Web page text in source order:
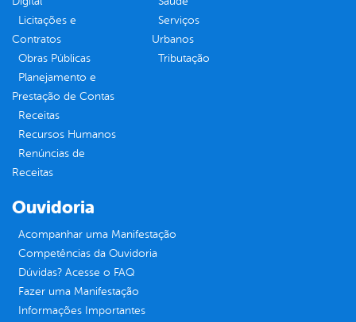
Licitações e
Contratos
Obras Públicas
Planejamento e
Prestação de Contas
Receitas
Recursos Humanos
Renúncias de
Receitas
Serviços
Urbanos
Tributação
Ouvidoria
Acompanhar uma Manifestação
Competências da Ouvidoria
Dúvidas? Acesse o FAQ
Fazer uma Manifestação
Informações Importantes